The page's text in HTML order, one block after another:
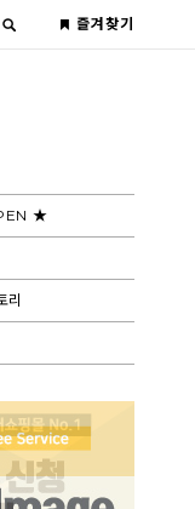
즐겨찾기
★
리